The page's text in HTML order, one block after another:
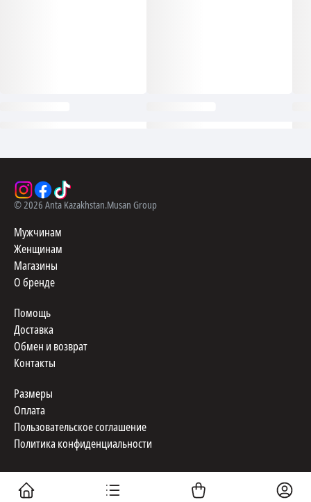
©2026 Anta Kazakhstan.Musan Group
Мужчинам
Женщинам
Магазины
О бренде
Помощь
Доставка
Обмен и возврат
Контакты
Размеры
Оплата
Пользовательское соглашение
Политика конфиденциальности